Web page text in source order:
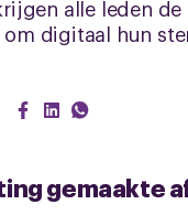
alle leden de
digitaal hun
gemaakte